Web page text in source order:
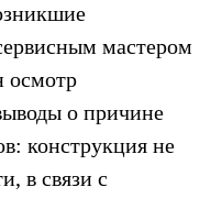
мастером
осмотр
о причине
конструкция не
в связи с